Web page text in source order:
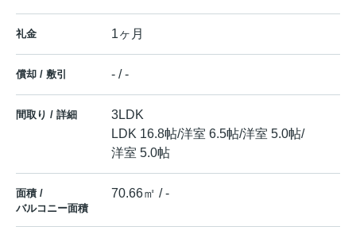
礼金 1ヶ月
償却 / 敷引 - / -
間取り / 詳細
3LDK
LDK 16.8帖/洋室 6.5帖/洋室 5.0帖/
洋室 5.0帖
面積 /
バルコニー面積
70.66㎡ / -